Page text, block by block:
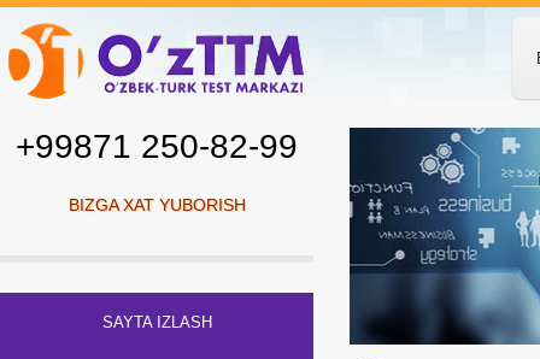
+99871 250-82-99
BIZGA XAT YUBORISH
SAYTA IZLASH